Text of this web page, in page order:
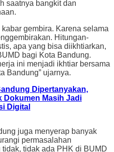
saatnya bangkit dan
gembira. Karena selama
Hitungan-
apa yang bisa diikhtiarkan,
bagi Kota Bandung.
ini menjadi ikhtiar bersama
Bandung” ujarnya.
Dipertanyakan,
Dokumen Masih Jadi
Digital
juga menyerap banyak
permasalahan
tidak, tidak ada PHK di BUMD